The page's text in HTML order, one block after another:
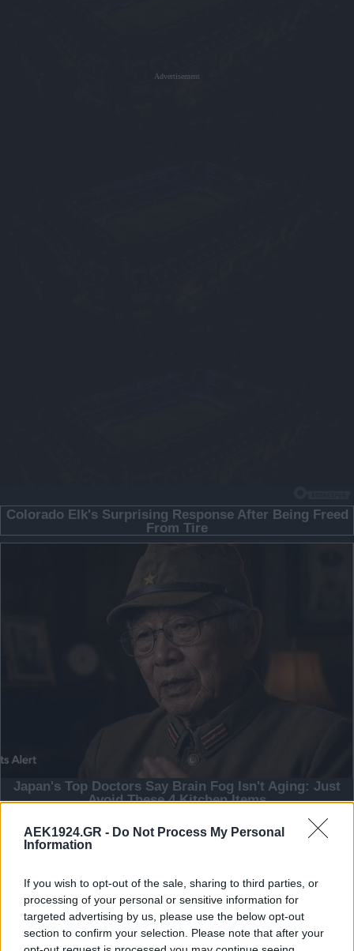
AEK1924.GR - Do Not Process My Personal
Information
If you wish to opt-out of the sale, sharing to third parties, or
processing of your personal or sensitive information for
targeted advertising by us, please use the below opt-out
section to confirm your selection. Please note that after your
Advertisement